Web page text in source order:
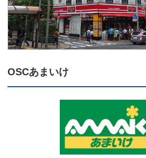
OSCあまいけ